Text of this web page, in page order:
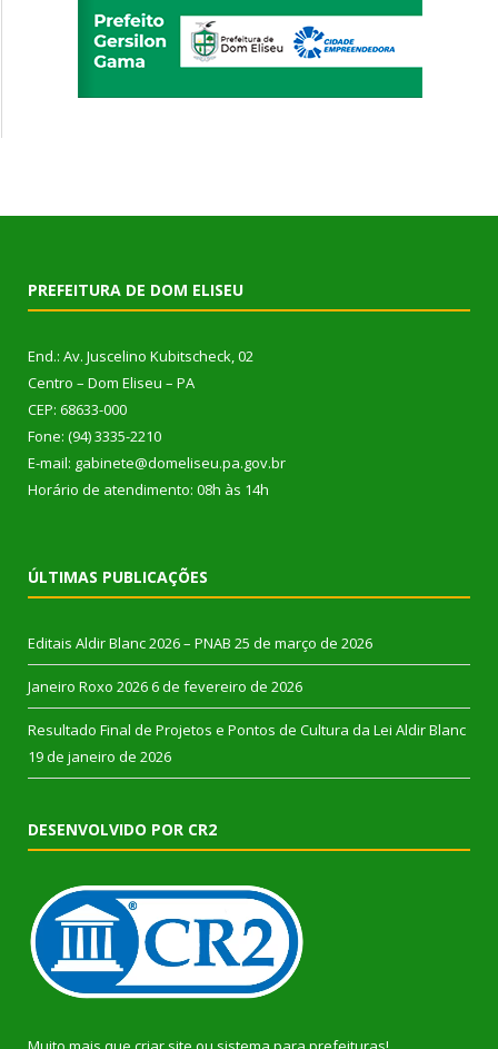
PREFEITURA DE DOM ELISEU
End.: Av. Juscelino Kubitscheck, 02
Centro – Dom Eliseu – PA
CEP: 68633-000
Fone: (94) 3335-2210
E-mail: gabinete@domeliseu.pa.gov.br
Horário de atendimento: 08h às 14h
ÚLTIMAS PUBLICAÇÕES
Editais Aldir Blanc 2026 – PNAB 25 de março de 2026
Janeiro Roxo 2026 6 de fevereiro de 2026
Resultado Final de Projetos e Pontos de Cultura da Lei Aldir Blanc
19 de janeiro de 2026
DESENVOLVIDO POR CR2